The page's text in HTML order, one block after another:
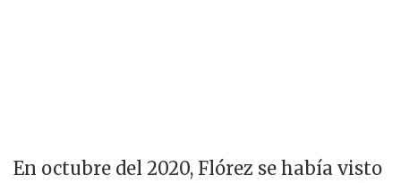
En octubre del 2020, Flórez se había visto